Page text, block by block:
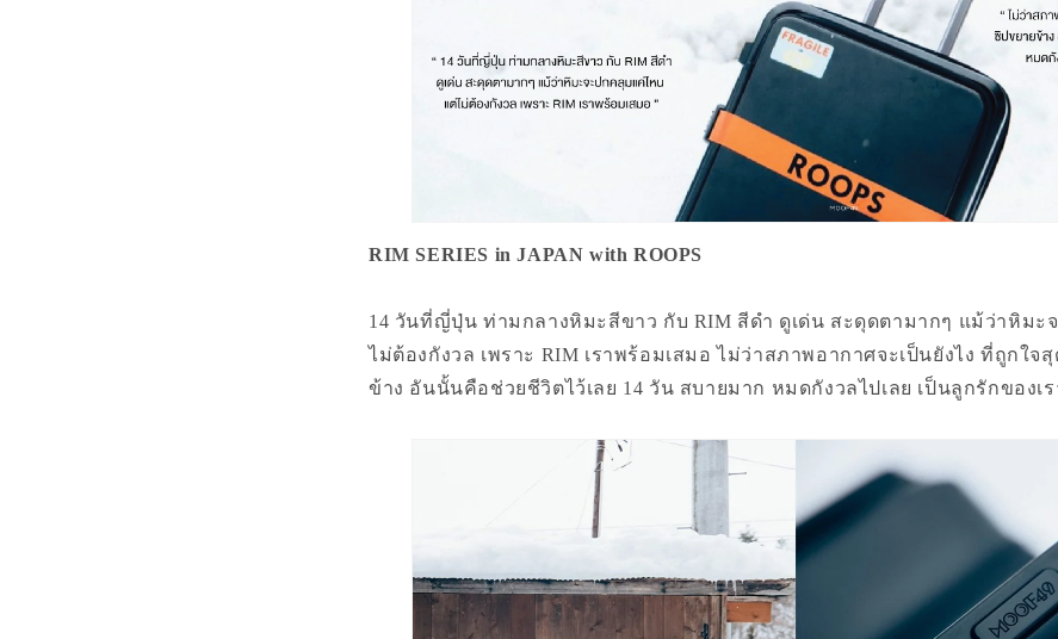
RIM SERIES in JAPAN with ROOPS
14 วันที่ญี่ปุ่น ท่ามกลางหิมะสีขาว กับ RIM สีดำ ดูเด่น สะดุดตามากๆ แม้ว่าหิม
ไม่ต้องกังวล เพราะ RIM เราพร้อมเสมอ ไม่ว่าสภาพอากาศจะเป็นยังไง ที่ถูกใจ
ข้าง อันนั้นคือช่วยชีวิตไว้เลย 14 วัน สบายมาก หมดกังวลไปเลย เป็นลูกรักของเ